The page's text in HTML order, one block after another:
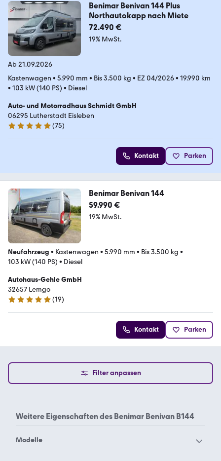
Benimar Benivan 144 Plus
Northautokapp nach Miete
72.490 €
19% MwSt.
Ab 21.09.2026
Kastenwagen • 5.990 mm • Bis 3.500 kg • EZ 04/2026• 19.990 km
• 103 kW (140 PS) • Diesel
Auto- und Motorradhaus Schmidt GmbH
06295 Lutherstadt Eisleben
4.8 Sterne
(75)
Kontakt Parken
Benimar Benivan 144
59.990 €
19% MwSt.
Neufahrzeug • Kastenwagen • 5.990 mm • Bis 3.500 kg •
103 kW (140 PS) • Diesel
Autohaus-Gehle GmbH
32657 Lemgo
5 Sterne
(19)
Kontakt Parken
Filter anpassen
Weitere Eigenschaften des Benimar Benivan B144
Modelle